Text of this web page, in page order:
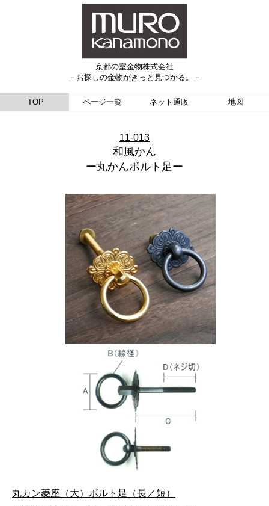
京都の室金物株式会社
－お探しの金物がきっと見つかる。－
TOP ページ一覧 ネット通販 地図
11-013
和風かん
ー丸かんボルト足ー
丸カン菱座（大）ボルト足（長／短）